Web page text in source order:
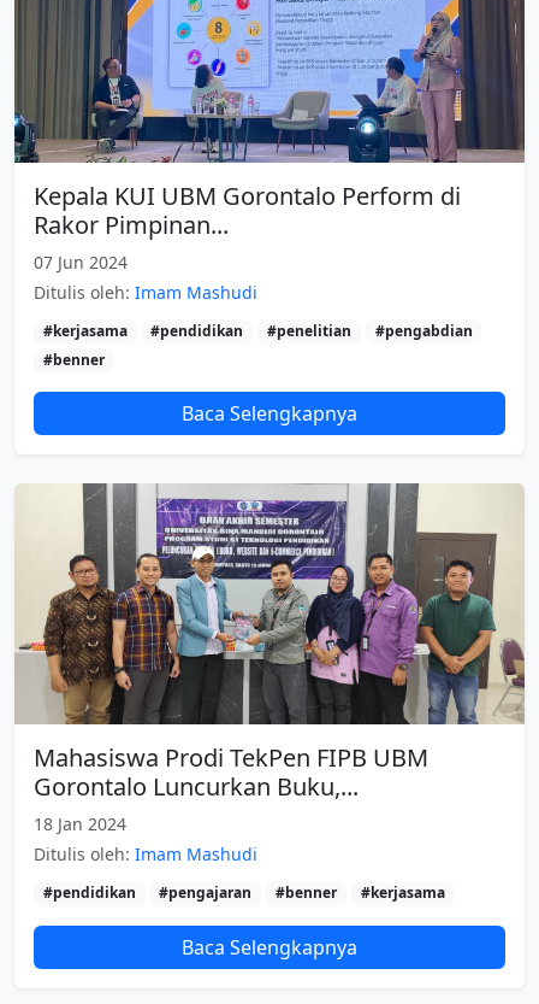
Kepala KUI UBM Gorontalo Perform di
Rakor Pimpinan...
07 Jun 2024
Ditulis oleh: Imam Mashudi
#kerjasama #pendidikan #penelitian
#pengabdian
#benner
Baca Selengkapnya
Mahasiswa Prodi TekPen FIPB UBM
Gorontalo Luncurkan Buku,...
18 Jan 2024
Ditulis oleh: Imam Mashudi
#pendidikan #pengajaran #benner #kerjasama
Baca Selengkapnya